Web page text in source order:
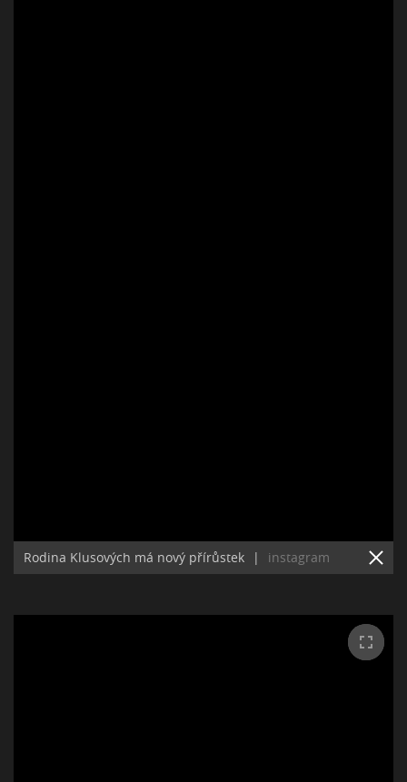
Rodina Klusových má nový přírůstek | instagram